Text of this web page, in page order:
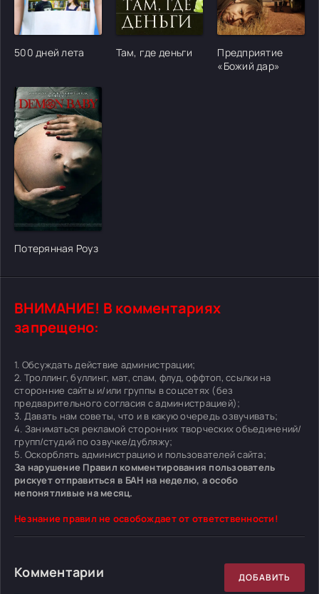
[/xfgiven_cvh_poster_urlcvh_poster_url]
500 дней лета
[/xfgiven_cvh_poster_urlcvh_poster_url]
Там, где деньги
[/
Предприятие
«Божий дар»
[/xfgiven_cvh_poster_urlcvh_poster_url]
Потерянная Роуз
ВНИМАНИЕ! В комментариях
запрещено:
1. Обсуждать действие администрации;
2. Троллинг, буллинг, мат, спам, флуд, оффтоп, ссылки на
сторонние сайты и/или группы в соцсетях (без
предварительного согласия с администрацией);
3. Давать нам советы, что и в какую очередь озвучивать;
4. Заниматься рекламой сторонних творческих объединений/
групп/студий по озвучке/дубляжу;
5. Оскорблять администрацию и пользователей сайта;
За нарушение Правил комментирования пользователь
рискует отправиться в БАН на неделю, а особо
непонятливые на месяц.
Незнание правил не освобождает от ответственности!
Комментарии ДОБАВИТЬ